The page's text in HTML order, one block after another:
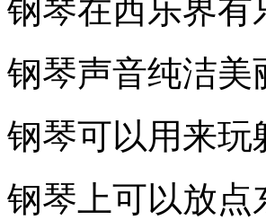
钢琴在西乐界
钢琴声音纯洁
钢琴可以用来
钢琴上可以放